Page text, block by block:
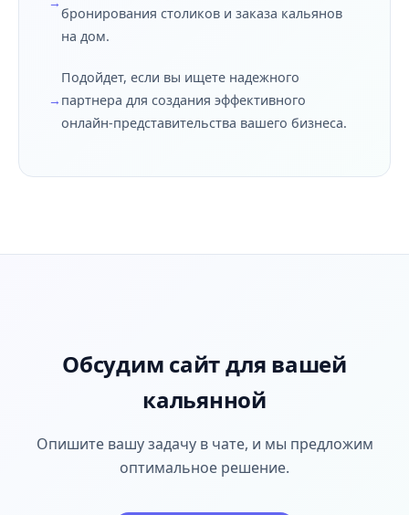
бронирования столиков и заказа кальянов
на дом.
Подойдет, если вы ищете надежного
партнера для создания эффективного
онлайн-представительства вашего бизнеса.
Обсудим сайт для вашей
кальянной
Опишите вашу задачу в чате, и мы предложим
оптимальное решение.